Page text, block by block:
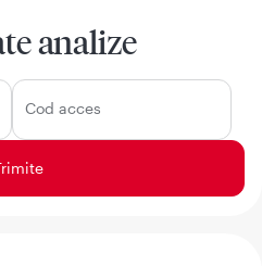
analize
Cod acces